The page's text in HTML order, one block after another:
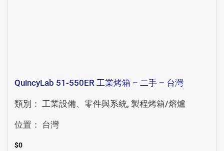
QuincyLab 51-550ER 工業烤箱 – 二手 – 台灣
類別： 工業設備、零件與系統, 製程烤箱/熔爐
位置： 台灣
$0